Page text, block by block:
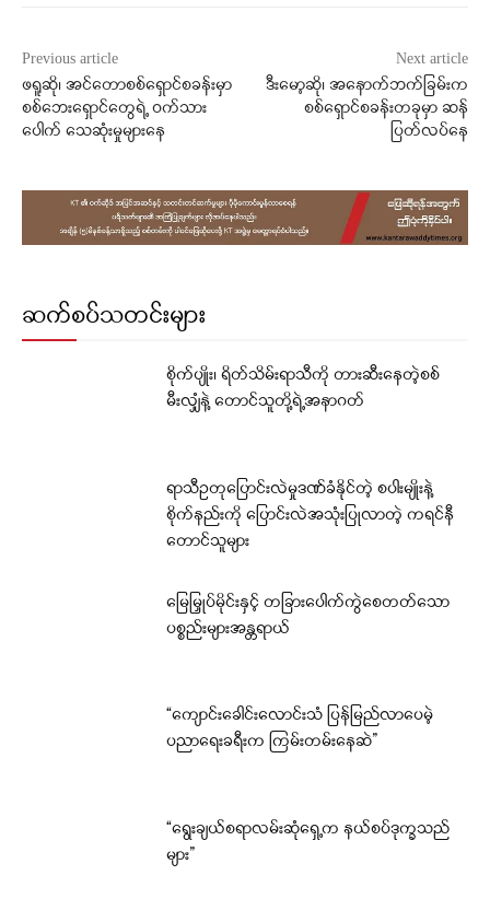
Previous article
ဖရူဆို၊ အင်တောစစ်ရှောင်စခန်းမှာ
စစ်ဘေးရှောင်တွေရဲ့ ဝက်သား
ပေါက် သေဆုံးမှုများနေ
Next article
ဒီးမော့ဆို၊ အနောက်ဘက်ခြမ်းက
စစ်ရှောင်စခန်းတခုမှာ ဆန်
ပြတ်လပ်နေ
ဆက်စပ်သတင်းများ
စိုက်ပျိုး၊ ရိတ်သိမ်းရာသီကို တားဆီးနေတဲ့စစ်
မီးလျှံနဲ့ တောင်သူတို့ရဲ့အနာဂတ်
ရာသီဥတုပြောင်းလဲမှုဒဏ်ခံနိုင်တဲ့ စပါးမျိုးနဲ့
စိုက်နည်းကို ပြောင်းလဲအသုံးပြုလာတဲ့ ကရင်နီ
တောင်သူများ
မြေမြှုပ်မိုင်းနှင့် တခြားပေါက်ကွဲစေတတ်သော
ပစ္စည်းများအန္တရာယ်
“ကျောင်းခေါင်းလောင်းသံ ပြန်မြည်လာပေမဲ့
ပညာရေးခရီးက ကြမ်းတမ်းနေဆဲ”
“ရွေးချယ်စရာလမ်းဆုံရှေ့က နယ်စပ်ဒုက္ခသည်
များ”